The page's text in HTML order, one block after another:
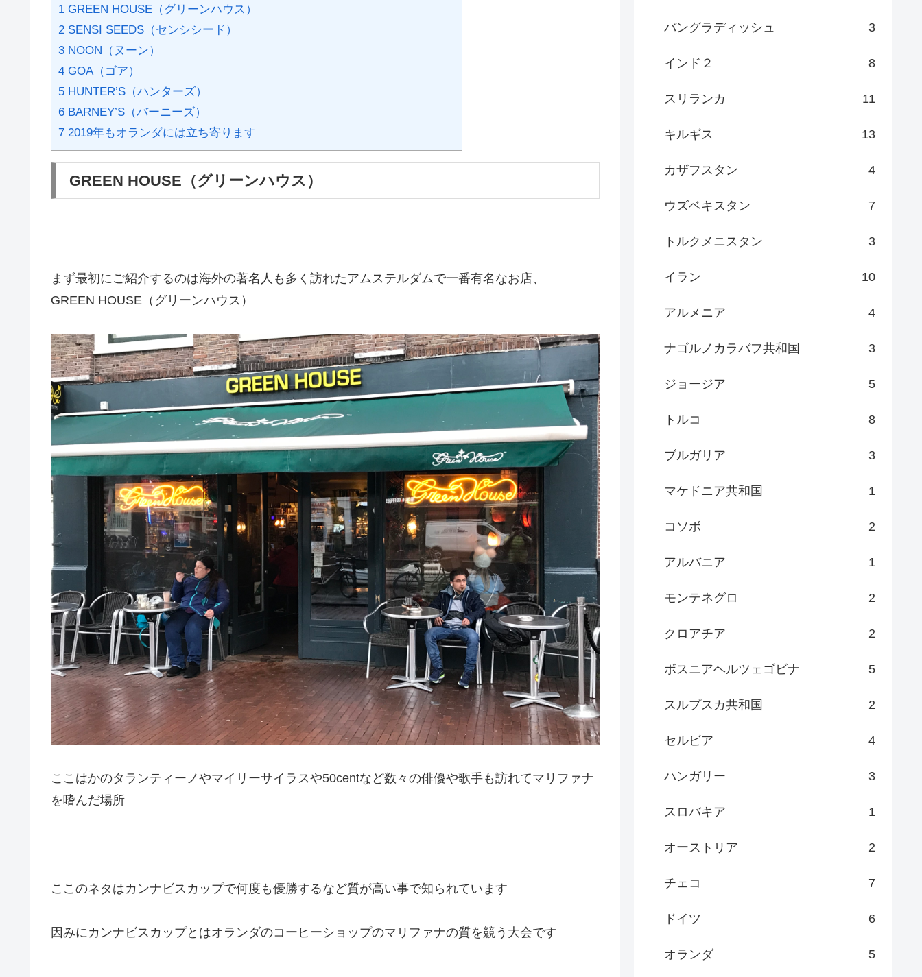
1 GREEN HOUSE（グリーンハウス）
2 SENSI SEEDS（センシシード）
3 NOON（ヌーン）
4 GOA（ゴア）
5 HUNTER’S（ハンターズ）
6 BARNEY’S（バーニーズ）
7 2019年もオランダには立ち寄ります
GREEN HOUSE（グリーンハウス）
まず最初にご紹介するのは海外の著名人も多く訪れたアムステルダムで一番有名なお店、
GREEN HOUSE（グリーンハウス）
ここはかのタランティーノやマイリーサイラスや50centなど数々の俳優や歌手も訪れてマリファナ
を嗜んだ場所
ここのネタはカンナビスカップで何度も優勝するなど質が高い事で知られています
因みにカンナビスカップとはオランダのコーヒーショップのマリファナの質を競う大会です
バングラディッシュ 3
インド２ 8
スリランカ 11
キルギス 13
カザフスタン 4
ウズベキスタン 7
トルクメニスタン 3
イラン 10
アルメニア 4
ナゴルノカラバフ共和国 3
ジョージア 5
トルコ 8
ブルガリア 3
マケドニア共和国 1
コソボ 2
アルバニア 1
モンテネグロ 2
クロアチア 2
ボスニアヘルツェゴビナ 5
スルプスカ共和国 2
セルビア 4
ハンガリー 3
スロバキア 1
オーストリア 2
チェコ 7
ドイツ 6
オランダ 5